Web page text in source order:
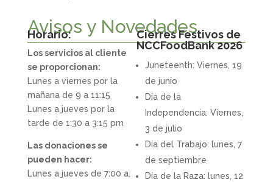
Avisos y Novedades
Horario:
Los servicios al cliente
se proporcionan:
Lunes a viernes por la
mañana de 9 a 11:15
Lunes a jueves por la
tarde de 1:30 a 3:15 pm
Las donaciones se
pueden hacer:
Lunes a jueves de 7:00 a.
Cierres Festivos de
NCCFoodBank 2026
Juneteenth: Viernes, 19
de junio
Día de la
Independencia: Viernes,
3 de julio
Día del Trabajo: lunes, 7
de septiembre
Día de la Raza: lunes, 12